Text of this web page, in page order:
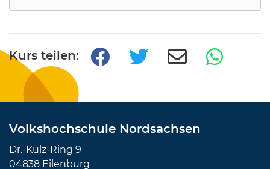
Kurs teilen:
Volkshochschule Nordsachsen
Dr.-Külz-Ring 9
04838 Eilenburg